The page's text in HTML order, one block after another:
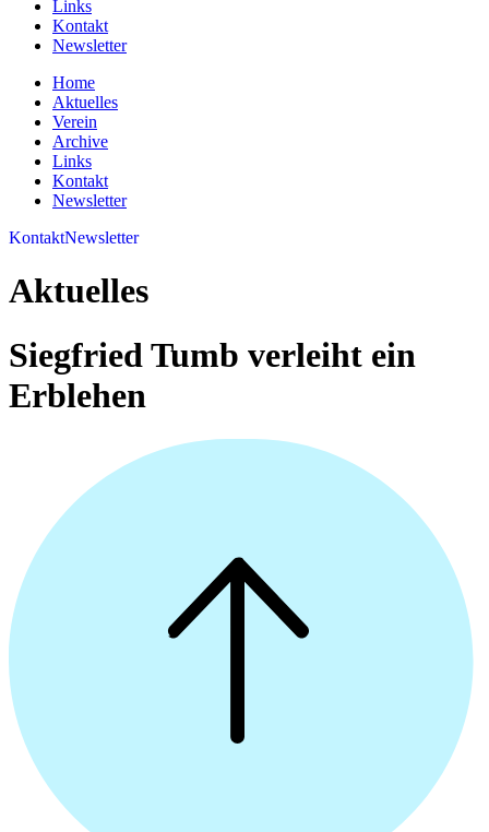
Links
Kontakt
Newsletter
Home
Aktuelles
Verein
Archive
Links
Kontakt
Newsletter
KontaktNewsletter
Aktuelles
Siegfried Tumb verleiht ein
Erblehen